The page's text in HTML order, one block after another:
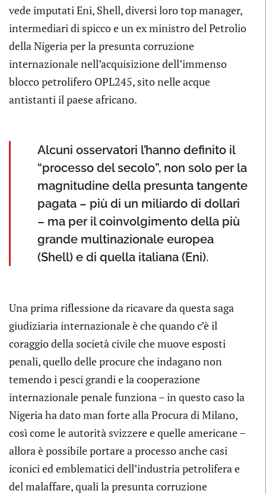
vede imputati Eni, Shell, diversi loro top manager,
intermediari di spicco e un ex ministro del Petrolio
della Nigeria per la presunta corruzione
internazionale nell’acquisizione dell’immenso
blocco petrolifero OPL245, sito nelle acque
antistanti il paese africano.
Alcuni osservatori l’hanno definito il
“processo del secolo”, non solo per la
magnitudine della presunta tangente
pagata – più di un miliardo di dollari
– ma per il coinvolgimento della più
grande multinazionale europea
(Shell) e di quella italiana (Eni).
Una prima riflessione da ricavare da questa saga
giudiziaria internazionale è che quando c’è il
coraggio della società civile che muove esposti
penali, quello delle procure che indagano non
temendo i pesci grandi e la cooperazione
internazionale penale funziona – in questo caso la
Nigeria ha dato man forte alla Procura di Milano,
così come le autorità svizzere e quelle americane –
allora è possibile portare a processo anche casi
iconici ed emblematici dell’industria petrolifera e
del malaffare, quali la presunta corruzione